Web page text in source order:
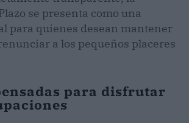
se presenta como una
para quienes desean mantener
a los pequeños placeres
para disfrutar